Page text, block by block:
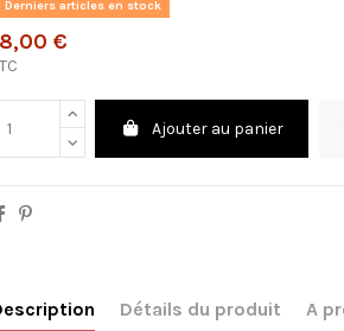
Derniers articles en stock
€
Ajouter au panier
Détails du produit
A